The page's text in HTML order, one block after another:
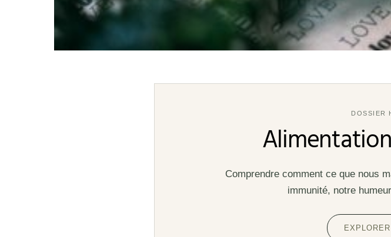
DOSSIER
Comprendre comment ce que nous
immunité, notre